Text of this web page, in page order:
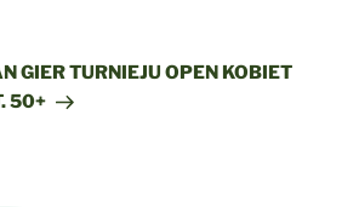
GIER TURNIEJU OPEN KOBIET
50+